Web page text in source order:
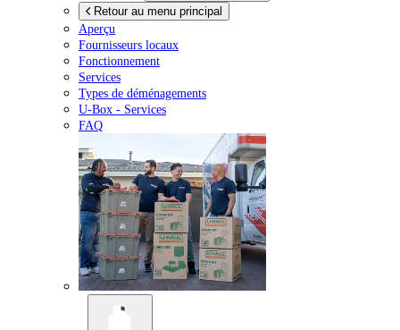
Retour au menu principal
Aperçu
Fournisseurs locaux
Fonctionnement
Services
Types de déménagements
U-Box - Services
FAQ